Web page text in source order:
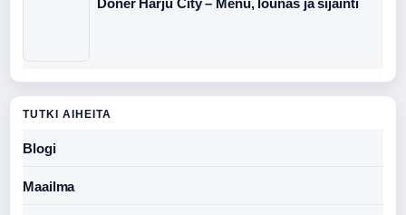
TUTKI AIHEITA
Blogi
Maailma